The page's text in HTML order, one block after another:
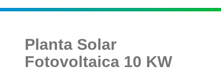
Planta Solar
Fotovoltaica 10 KW